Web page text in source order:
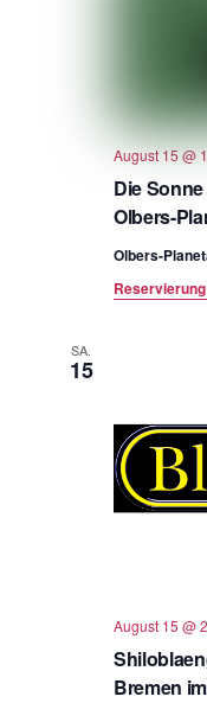
Die
Olbers-
August 15 @
Olbers-
SA.
15
Bremen
August 15 @